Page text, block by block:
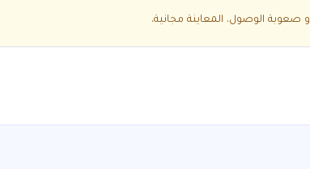
صعوبة الوصول. المعاينة مجانية.